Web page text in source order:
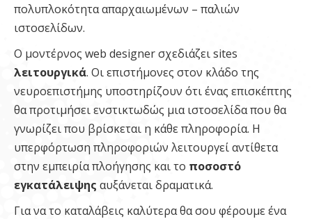
πολυπλοκότητα απαρχαιωμένων – παλιών
ιστοσελίδων.
Ο μοντέρνος web designer σχεδιάζει sites
λειτουργικά. Οι επιστήμονες στον κλάδο της
νευροεπιστήμης υποστηρίζουν ότι ένας επισκέπτης
θα προτιμήσει ενστικτωδώς μια ιστοσελίδα που θα
γνωρίζει που βρίσκεται η κάθε πληροφορία. Η
υπερφόρτωση πληροφοριών λειτουργεί αντίθετα
στην εμπειρία πλοήγησης και το ποσοστό
εγκατάλειψης αυξάνεται δραματικά.
Για να το καταλάβεις καλύτερα θα σου φέρουμε ένα